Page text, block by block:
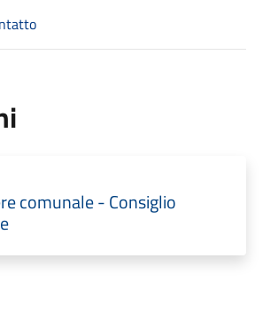
comunale - Consiglio